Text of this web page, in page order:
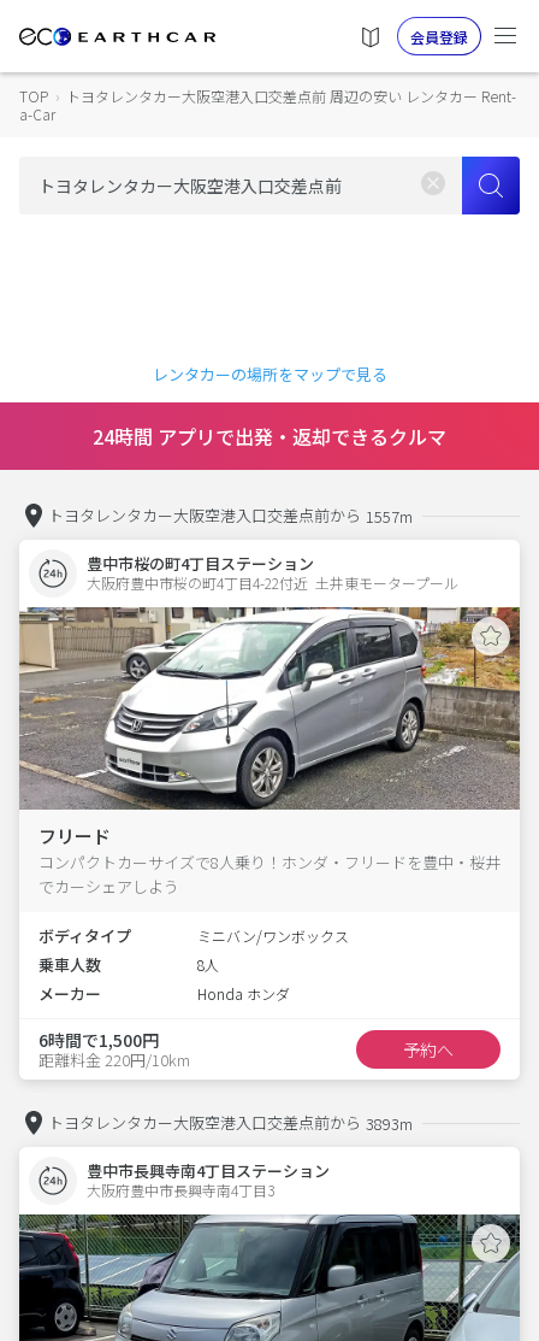
会員登録
TOP › トヨタレンタカー大阪空港入口交差点前 周辺の安い レンタカー Rent-
a-Car
レンタカーの場所をマップで見る
24時間 アプリで出発・返却できるクルマ
トヨタレンタカー大阪空港入口交差点前から 1557m
豊中市桜の町4丁目ステーション
大阪府豊中市桜の町4丁目4-22付近  土井東モータープール
フリード
コンパクトカーサイズで8人乗り！ホンダ・フリードを豊中・桜井
でカーシェアしよう
ボディタイプ ミニバン/ワンボックス
乗車人数 8人
メーカー Honda ホンダ
6時間で1,500円
距離料金 220円/10km 予約へ
トヨタレンタカー大阪空港入口交差点前から 3893m
豊中市長興寺南4丁目ステーション
大阪府豊中市長興寺南4丁目3